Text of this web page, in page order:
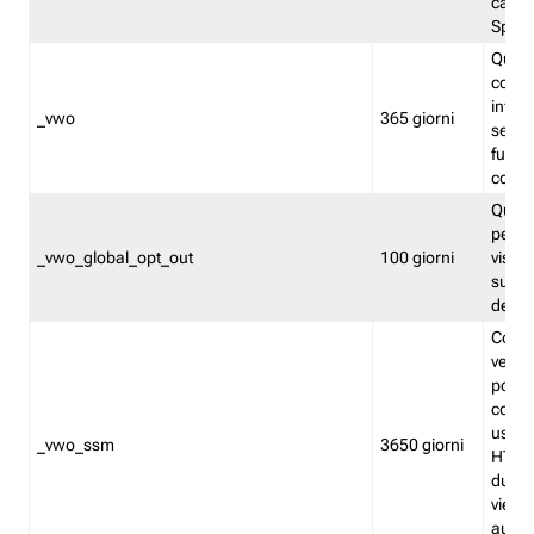
Split
_vwo 365 giorni
_vwo_global_opt_out 100 giorni
su
_vwo_ssm 3650 giorni
viene